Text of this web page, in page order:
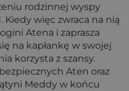
rodzinnej wyspy
Kiedy więc zwraca na nią
Atena i zaprasza
na kapłankę w swojej
korzysta z szansy.
Aten oraz
Meddy w końcu